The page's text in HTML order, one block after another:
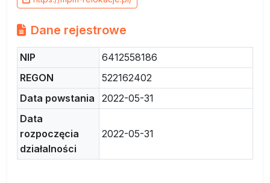
Dane rejestrowe
NIP
6412558186
REGON
522162402
Data powstania
2022-05-31
Data
rozpoczęcia
działalności
2022-05-31